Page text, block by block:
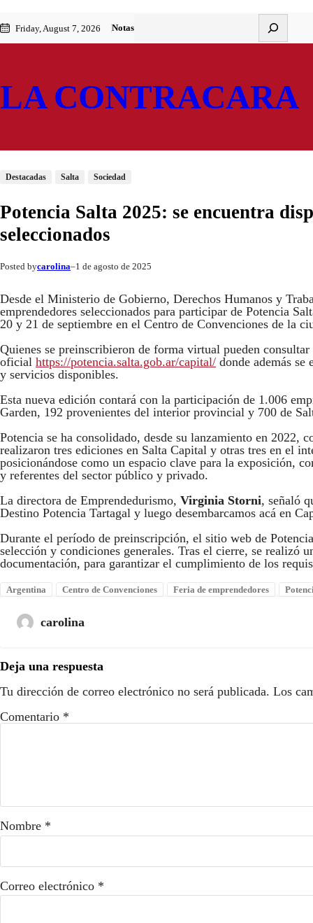
al
contenido
to
content
Friday, August 7, 2026 Notas
LA CONTRACARA
Destacadas Salta Sociedad
Potencia Salta 2025: se encuentra
seleccionados
Posted bycarolina–1 de agosto de 2025
Desde el Ministerio de Gobierno, Derechos Humanos y
emprendedores seleccionados para participar de Potencia
20 y 21 de septiembre en el Centro de Convenciones de la
Quienes se preinscribieron de forma virtual pueden
oficial https://potencia.salta.gob.ar/capital/ donde además
y servicios disponibles.
Esta nueva edición contará con la participación de 1.006
Garden, 192 provenientes del interior provincial y 700 de
Potencia se ha consolidado, desde su lanzamiento en 2022,
realizaron tres ediciones en Salta Capital y otras tres en el
posicionándose como un espacio clave para la exposición,
y referentes del sector público y privado.
La directora de Emprendedurismo, Virginia Storni, señaló
Destino Potencia Tartagal y luego desembarcamos acá en
Durante el período de preinscripción, el sitio web de
selección y condiciones generales. Tras el cierre, se realizó
documentación, para garantizar el cumplimiento de los
Argentina Centro de Convenciones Feria de emprendedores
carolina
Deja una respuesta
Tu dirección de correo electrónico no será publicada. Los
Comentario *
Nombre *
Correo electrónico *